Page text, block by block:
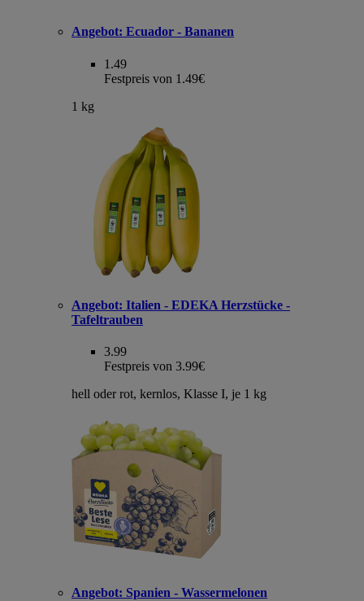
Angebot: Ecuador - Bananen
1.49
Festpreis von 1.49€
1 kg
Angebot: Italien - EDEKA Herzstücke -
Tafeltrauben
3.99
Festpreis von 3.99€
hell oder rot, kernlos, Klasse I, je 1 kg
Angebot: Spanien - Wassermelonen